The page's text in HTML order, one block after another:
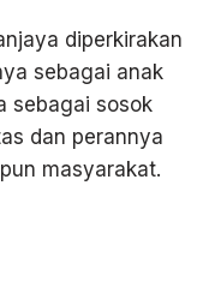
diperkirakan
sebagai anak
sebagai sosok
dan perannya
masyarakat.